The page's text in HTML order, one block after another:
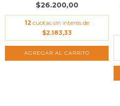
$26.200,00
12 cuotas sin interés de
$2.183,33